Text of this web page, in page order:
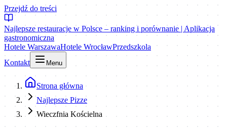
Przejdź do treści
Najlepsze restauracje w Polsce – ranking i porównanie | Aplikacja
gastronomiczna
Hotele WarszawaHotele WrocławPrzedszkola
Kontakt
Menu
Strona główna
Najlepsze Pizze
Wieczfnia Kościelna